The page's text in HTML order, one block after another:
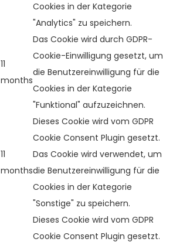
Cookies in der Kategorie
"Analytics" zu speichern.
11
months
Das Cookie wird durch GDPR-
Cookie-Einwilligung gesetzt, um
die Benutzereinwilligung für die
Cookies in der Kategorie
"Funktional" aufzuzeichnen.
11
months
Dieses Cookie wird vom GDPR
Cookie Consent Plugin gesetzt.
Das Cookie wird verwendet, um
die Benutzereinwilligung für die
Cookies in der Kategorie
"Sonstige" zu speichern.
Dieses Cookie wird vom GDPR
Cookie Consent Plugin gesetzt.